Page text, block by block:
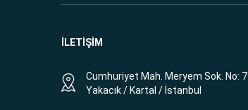
İLETİŞİM
Cumhuriyet Mah. Meryem Sok. No: 7
Yakacık / Kartal / İstanbul